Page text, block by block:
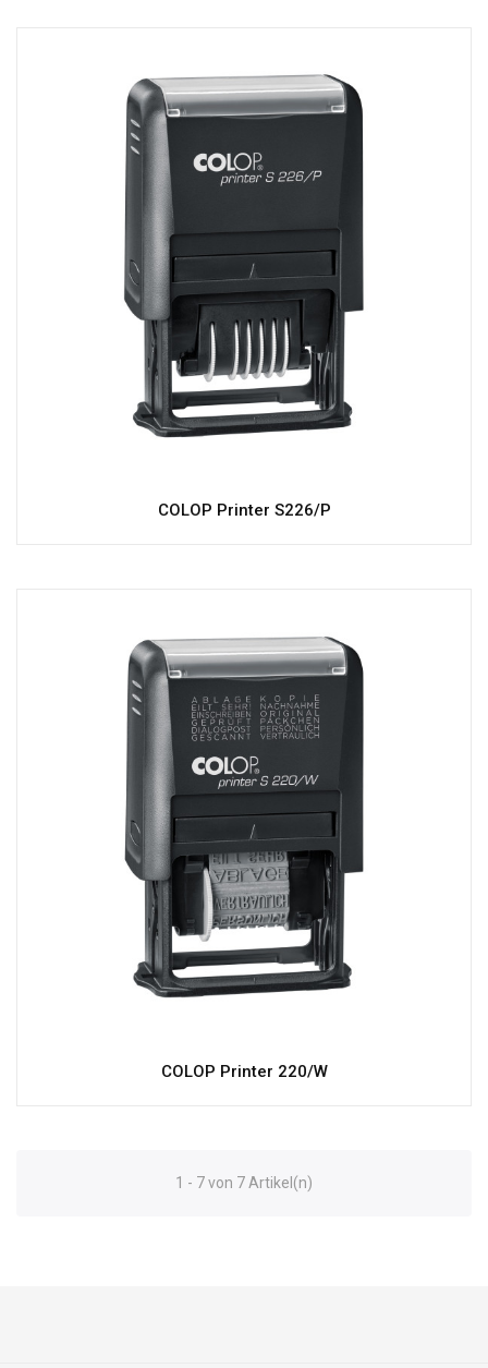
COLOP Printer S226/P
COLOP Printer 220/W
1 - 7 von 7 Artikel(n)